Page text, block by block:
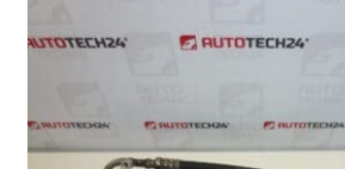
Контакт